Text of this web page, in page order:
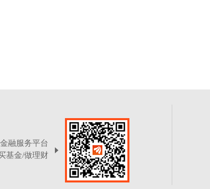
融服务平台
基金/做理财